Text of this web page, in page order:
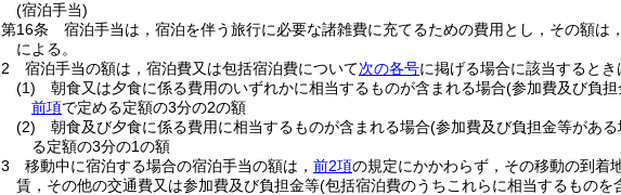
(宿泊手当)
第16条
宿泊手当は，宿泊を伴う旅行に必要な諸雑費に充てるための費用とし，その額は
による。
2
宿泊手当の額は，宿泊費又は包括宿泊費について次の各号に掲げる場合に該当するとき
(1)
朝食又は夕食に係る費用のいずれかに相当するものが含まれる場合(参加費及び負
前項で定める定額の3分の2の額
(2)
朝食及び夕食に係る費用に相当するものが含まれる場合(参加費及び負担金等があ
る定額の3分の1の額
3
移動中に宿泊する場合の宿泊手当の額は， 前2項の規定にかかわらず，その移動の到着
賃，その他の交通費又は参加費及び負担金等(包括宿泊費のうちこれらに相当するものを